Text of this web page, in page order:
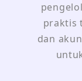
praktis
dan